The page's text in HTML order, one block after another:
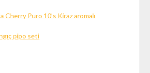
Cherry Puro 10’s Kiraz aromalı
pipo seti